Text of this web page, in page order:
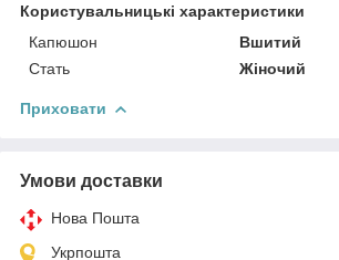
Користувальницькі характеристики
Капюшон
Вшитий
Стать
Жіночий
Приховати
Умови доставки
Нова Пошта
Укрпошта